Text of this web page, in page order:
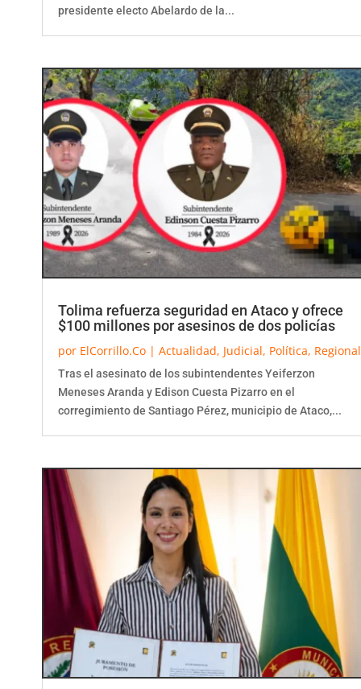
presidente electo Abelardo de la...
Tolima refuerza seguridad en Ataco y ofrece
$100 millones por asesinos de dos policías
por ElCorrillo.Co | Actualidad, Judicial, Política, Regional
Tras el asesinato de los subintendentes Yeiferzon
Meneses Aranda y Edison Cuesta Pizarro en el
corregimiento de Santiago Pérez, municipio de Ataco,...